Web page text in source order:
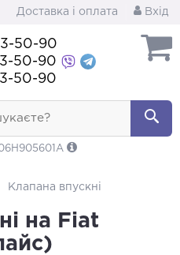
Доставка і оплата Вхід
50-90
50-90
50-90
Клапана впускні
на Fiat